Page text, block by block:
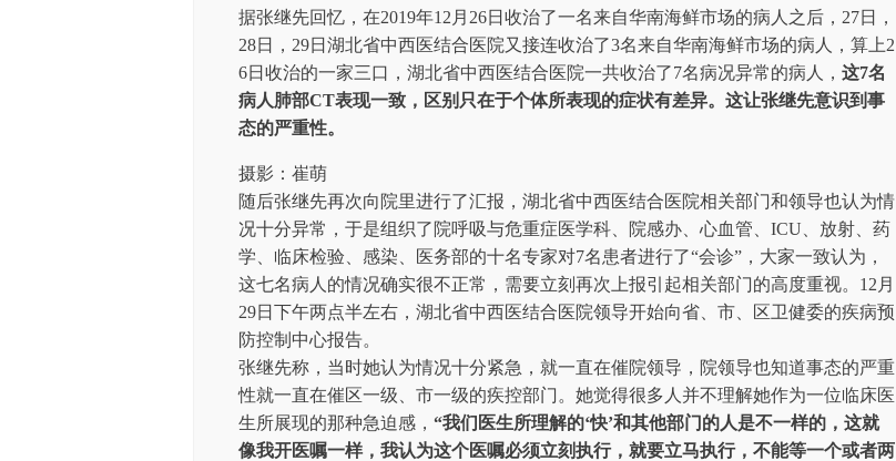
据张继先回忆，在2019年12月26日收治了一名来自华南海鲜市场的病人之后，27日，
28日，29日湖北省中西医结合医院又接连收治了3名来自华南海鲜市场的病人，算上2
6日收治的一家三口，湖北省中西医结合医院一共收治了7名病况异常的病人， 这7名
病人肺部CT表现一致，区别只在于个体所表现的症状有差异。这让张继先意识到事
态的严重性。
摄影：崔萌
随后张继先再次向院里进行了汇报，湖北省中西医结合医院相关部门和领导也认为情
况十分异常，于是组织了院呼吸与危重症医学科、院感办、心血管、ICU、放射、药
学、临床检验、感染、医务部的十名专家对7名患者进行了“会诊”，大家一致认为，
这七名病人的情况确实很不正常，需要立刻再次上报引起相关部门的高度重视。12月
29日下午两点半左右，湖北省中西医结合医院领导开始向省、市、区卫健委的疾病预
防控制中心报告。
张继先称，当时她认为情况十分紧急，就一直在催院领导，院领导也知道事态的严重
性就一直在催区一级、市一级的疾控部门。她觉得很多人并不理解她作为一位临床医
生所展现的那种急迫感， “我们医生所理解的‘快’和其他部门的人是不一样的，这就
像我开医嘱一样，我认为这个医嘱必须立刻执行，就要立马执行，不能等一个或者两